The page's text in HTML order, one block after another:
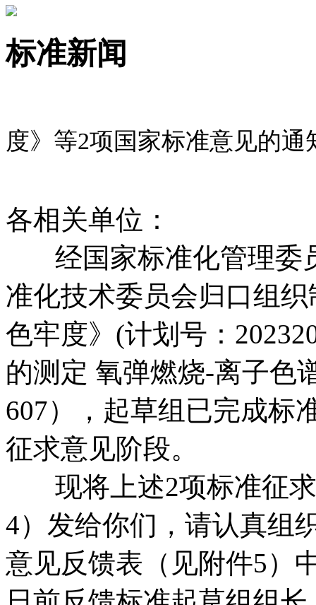
标准新闻
度》等2项国家标准意见的通
各相关单位：
经国家标准化管理委
准化技术委员会归口组
色牢度》 (计划号：
的测定 氧弹燃烧-离子色
607），起草组已完成标
征求意见阶段。
现将上述2项标准征
4）发给你们，请认真组
意见反馈表（见附件5）